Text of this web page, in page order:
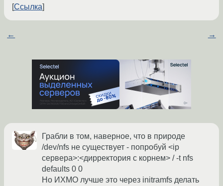
Ссылка
← →
Грабли в том, наверное, что в природе
/dev/nfs не существует - попробуй <ip
сервера>:<дирректория с корнем> / -t nfs
defaults 0 0
Но ИХМО лучше это через initramfs делать